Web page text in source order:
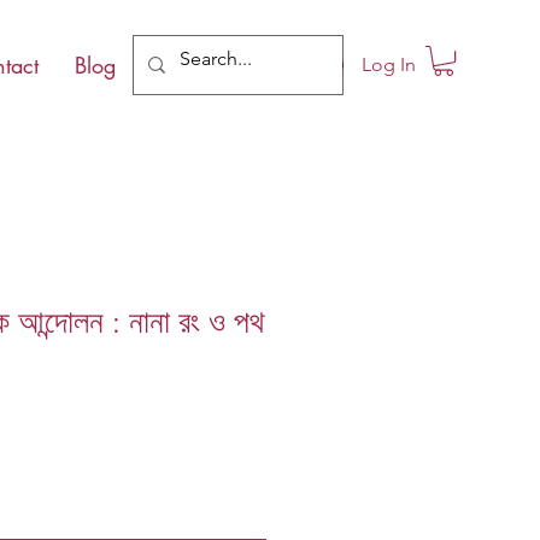
Blog Log In
আন্দোলন : নানা রং ও পথ